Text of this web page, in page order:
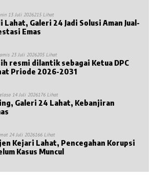
13 Juli 2026215 Lihat
Lahat, Galeri 24 Jadi Solusi Aman Jual-
Investasi Emas
23 Juli 2026205 Lihat
resmi dilantik sebagai Ketua DPC
Priode 2026-2031
14 Juli 2026176 Lihat
Galeri 24 Lahat, Kebanjiran
24 Juli 2026166 Lihat
Kejari Lahat, Pencegahan Korupsi
Kasus Muncul